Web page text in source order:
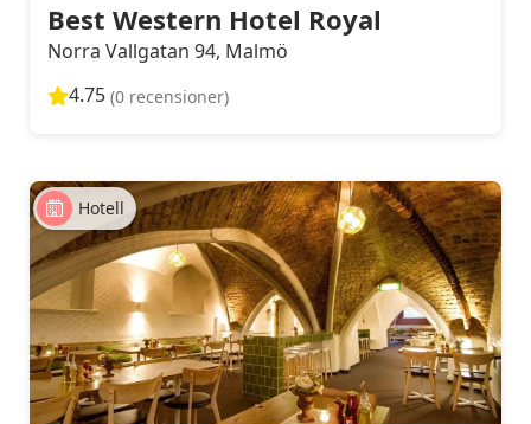
Best Western Hotel Royal
Norra Vallgatan 94, Malmö
4.75 (0 recensioner)
Hotell